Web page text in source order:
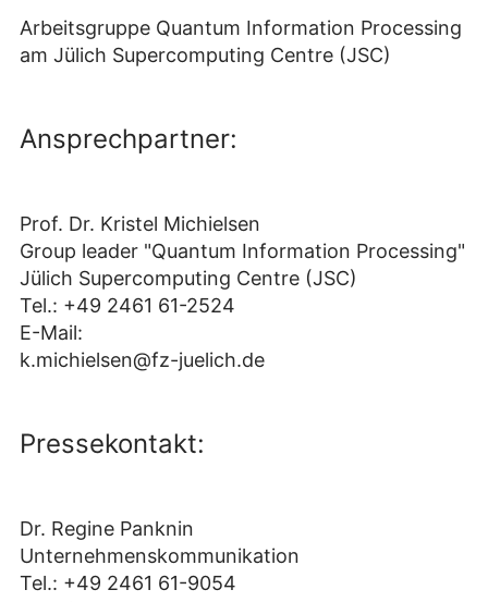
Arbeitsgruppe Quantum Information Processing
am Jülich Supercomputing Centre (JSC)
Ansprechpartner:
Prof. Dr. Kristel Michielsen
Group leader "Quantum Information Processing"
Jülich Supercomputing Centre (JSC)
Tel.: +49 2461 61-2524
E-Mail:
k.michielsen@fz-juelich.de
Pressekontakt:
Dr. Regine Panknin
Unternehmenskommunikation
Tel.: +49 2461 61-9054